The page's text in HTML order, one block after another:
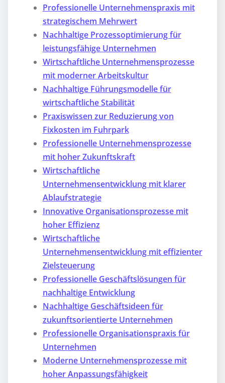
Professionelle Unternehmenspraxis mit
strategischem Mehrwert
Nachhaltige Prozessoptimierung für
leistungsfähige Unternehmen
Wirtschaftliche Unternehmensprozesse
mit moderner Arbeitskultur
Nachhaltige Führungsmodelle für
wirtschaftliche Stabilität
Praxiswissen zur Reduzierung von
Fixkosten im Fuhrpark
Professionelle Unternehmensprozesse
mit hoher Zukunftskraft
Wirtschaftliche
Unternehmensentwicklung mit klarer
Ablaufstrategie
Innovative Organisationsprozesse mit
hoher Effizienz
Wirtschaftliche
Unternehmensentwicklung mit effizienter
Zielsteuerung
Professionelle Geschäftslösungen für
nachhaltige Entwicklung
Nachhaltige Geschäftsideen für
zukunftsorientierte Unternehmen
Professionelle Organisationspraxis für
Unternehmen
Moderne Unternehmensprozesse mit
hoher Anpassungsfähigkeit